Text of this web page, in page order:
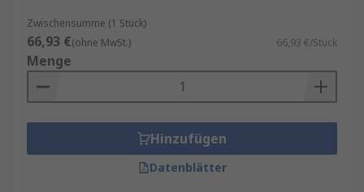
Zwischensumme (1 Stück)
66,93 €(ohne MwSt.) 66,93 €/Stück
Menge
Hinzufügen
Datenblätter